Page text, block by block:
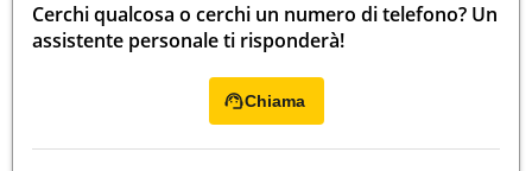
Cerchi qualcosa o cerchi un numero di telefono? Un
assistente personale ti risponderà!
Chiama